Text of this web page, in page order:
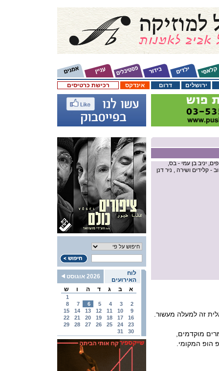
רכישת כרטיסים אינדקס דרום ירושלים
לוח
האירועים
2026 אוגוסט
א
ב ג ד ה ו ש
1
2
3
4
5
6
7
8
9
10
11
12
13
14
15
16
17
18
19
20
21
22
23
24
25
26
27
28
29
30
31
יניב בן עמי - בס,
- קלידים ושירה , ניר דנן
זה למעלה מעשור.
מוקדמים,
הופ המקומי.